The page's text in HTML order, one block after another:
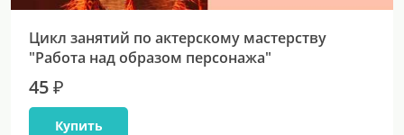
Цикл занятий по актерскому мастерству
"Работа над образом персонажа"
45 ₽
Купить